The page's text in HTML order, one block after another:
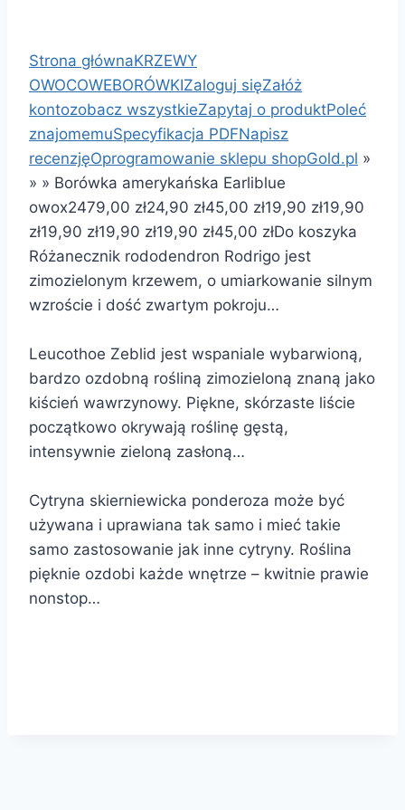
Strona głównaKRZEWY
OWOCOWEBORÓWKIZaloguj sięZałóż
kontozobacz wszystkieZapytaj o produktPoleć
znajomemuSpecyfikacja PDFNapisz
recenzjęOprogramowanie sklepu shopGold.pl »
» » Borówka amerykańska Earliblue
owox2479,00 zł24,90 zł45,00 zł19,90 zł19,90
zł19,90 zł19,90 zł19,90 zł45,00 złDo koszyka
Różanecznik rododendron Rodrigo jest
zimozielonym krzewem, o umiarkowanie silnym
wzroście i dość zwartym pokroju…
Leucothoe Zeblid jest wspaniale wybarwioną,
bardzo ozdobną rośliną zimozieloną znaną jako
kiścień wawrzynowy. Piękne, skórzaste liście
początkowo okrywają roślinę gęstą,
intensywnie zieloną zasłoną…
Cytryna skierniewicka ponderoza może być
używana i uprawiana tak samo i mieć takie
samo zastosowanie jak inne cytryny. Roślina
pięknie ozdobi każde wnętrze – kwitnie prawie
nonstop…